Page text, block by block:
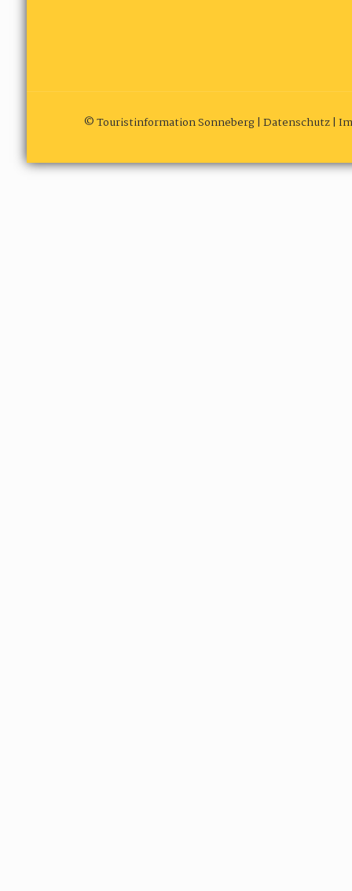
© Touristinformation Sonneberg | Datenschutz|